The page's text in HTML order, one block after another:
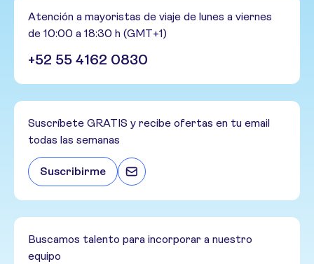
Atención a mayoristas de viaje de lunes a viernes
de 10:00 a 18:30 h (GMT+1)
+52 55 4162 0830
Suscríbete GRATIS y recibe ofertas en tu email
todas las semanas
Suscribirme
Buscamos talento para incorporar a nuestro
equipo